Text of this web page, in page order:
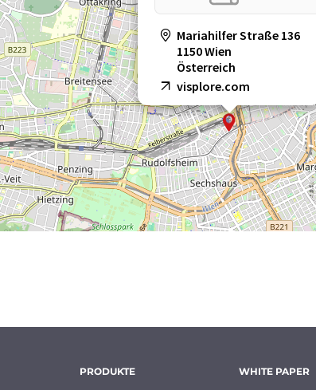
Mariahilfer Straße 136
1150 Wien
Österreich
visplore.com
PRODUKTE WHITE PAPER